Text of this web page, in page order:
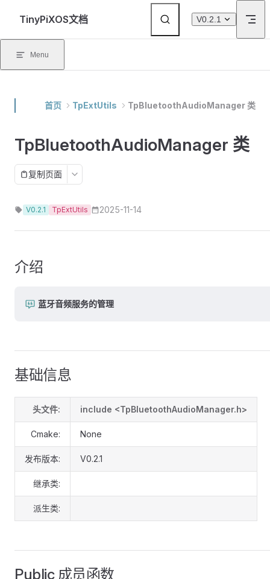
Skip to content
TinyPiXOS文档 V0.2.1
Menu
首页 TpExtUtils TpBluetoothAudioManager 类
TpBluetoothAudioManager 类
复制页面
V0.2.1 TpExtUtils 2025-11-14
介绍
蓝牙音频服务的管理
基础信息
头文件: include <TpBluetoothAudioManager.h>
Cmake: None
发布版本: V0.2.1
继承类:
派生类:
Public 成员函数